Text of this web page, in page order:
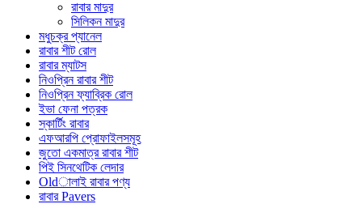
রাবার মাদুর
সিলিকন মাদুর
মধুচক্র প্যানেল
রাবার শীট রোল
রাবার ম্যাটস
নিওপ্রিন রাবার শীট
নিওপ্রিন ফ্যাব্রিক রোল
ইভা ফেনা পত্রক
স্কার্টিং রাবার
এফআরপি প্রোফাইলসমূহ
জুতো একমাত্র রাবার শীট
পিই সিনথেটিক লেদার
Oldালাই রাবার পণ্য
রাবার Pavers